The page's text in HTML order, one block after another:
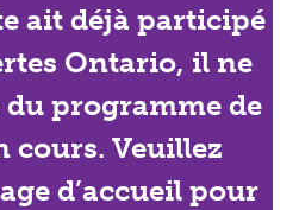
ait déjà participé
Ontario, il ne
programme de
cours. Veuillez
d’accueil pour